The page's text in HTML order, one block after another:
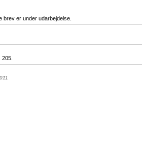
brev er under udarbejdelse.